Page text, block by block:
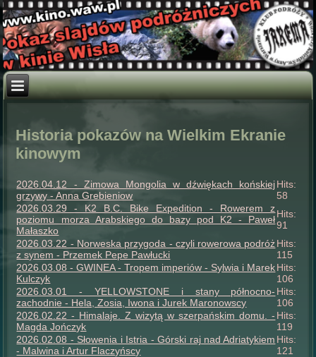
Historia pokazów na Wielkim Ekranie
kinowym
2026.04.12 - Zimowa Mongolia w dźwiękach końskiej
grzywy - Anna Grebieniow
Hits:
58
2026.03.29 - K2 B.C. Bike Expedition - Rowerem z
poziomu morza Arabskiego do bazy pod K2 - Paweł
Małaszko
Hits:
91
2026.03.22 - Norweska przygoda - czyli rowerowa podróż
z synem - Przemek Pepe Pawłucki
Hits:
115
2026.03.08 - GWINEA - Tropem imperiów - Sylwia i Marek
Kulczyk
Hits:
106
2026.03.01 - YELLOWSTONE i stany północno-
zachodnie - Hela, Zosia, Iwona i Jurek Maronowscy
Hits:
106
2026.02.22 - Himalaje. Z wizytą w szerpańskim domu. -
Magda Jończyk
Hits:
119
2026.02.08 - Słowenia i Istria - Górski raj nad Adriatykiem
- Malwina i Artur Flaczyńscy
Hits:
121